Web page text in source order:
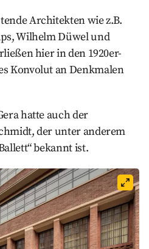
Architekten wie z.B.
Wilhelm Düwel und
hier in den 1920er-
Konvolut an Denkmalen
hatte auch der
der unter anderem
bekannt ist.